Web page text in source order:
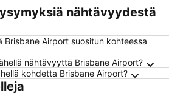
nähtävyydestä
Airport suositun kohteessa
nähtävyyttä Brisbane Airport?
kohdetta Brisbane Airport?